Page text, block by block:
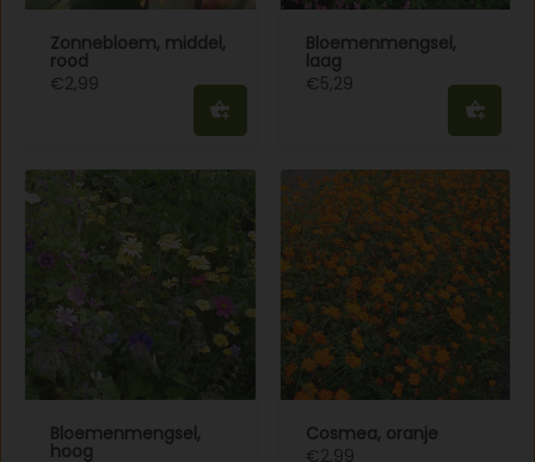
Zonnebloem, middel,
rood
€2,99
Bloemenmengsel,
laag
€5,29
Bloemenmengsel,
hoog
Cosmea, oranje
€2,99